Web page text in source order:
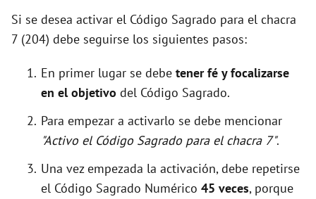
Si se desea activar el Código Sagrado para el chacra
7 (204) debe seguirse los siguientes pasos:
En primer lugar se debe tener fé y focalizarse
en el objetivo del Código Sagrado.
Para empezar a activarlo se debe mencionar
"Activo el Código Sagrado para el chacra 7".
Una vez empezada la activación, debe repetirse
el Código Sagrado Numérico 45 veces, porque